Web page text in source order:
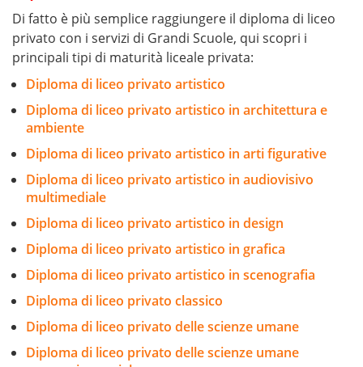
Di fatto è più semplice raggiungere il diploma di liceo
privato con i servizi di Grandi Scuole, qui scopri i
principali tipi di maturità liceale privata:
Diploma di liceo privato artistico
Diploma di liceo privato artistico in architettura e
ambiente
Diploma di liceo privato artistico in arti figurative
Diploma di liceo privato artistico in audiovisivo
multimediale
Diploma di liceo privato artistico in design
Diploma di liceo privato artistico in grafica
Diploma di liceo privato artistico in scenografia
Diploma di liceo privato classico
Diploma di liceo privato delle scienze umane
Diploma di liceo privato delle scienze umane